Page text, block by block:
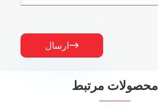
ارسال
محصولات مرتبط